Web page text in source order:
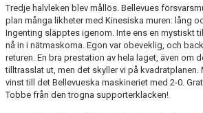
Tredje halvleken blev mållös. Bellevues
plan många likheter med Kinesiska muren: lång
Ingenting släpptes igenom. Inte ens en mystiskt
nå in i nätmaskorna. Egon var obeveklig, och
returen. En bra prestation av hela laget, även om
tilltrasslat ut, men det skyller vi på kvadratplanen.
vinst till det Bellevueska maskineriet med 2-0.
Tobbe från den trogna supporterklacken!